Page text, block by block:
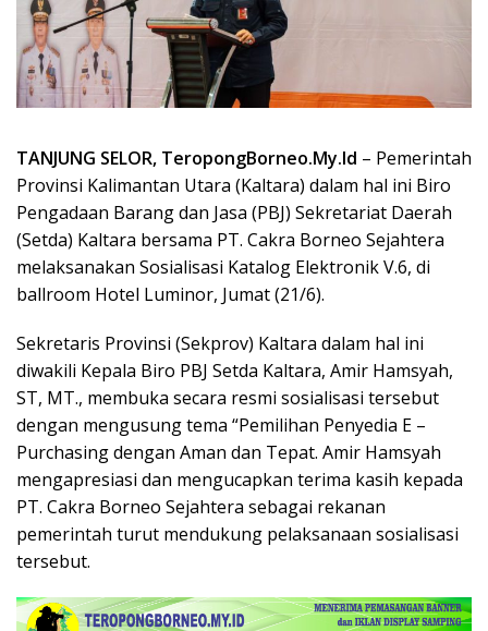
TANJUNG SELOR, TeropongBorneo.My.Id – Pemerintah
Provinsi Kalimantan Utara (Kaltara) dalam hal ini Biro
Pengadaan Barang dan Jasa (PBJ) Sekretariat Daerah
(Setda) Kaltara bersama PT. Cakra Borneo Sejahtera
melaksanakan Sosialisasi Katalog Elektronik V.6, di
ballroom Hotel Luminor, Jumat (21/6).
Sekretaris Provinsi (Sekprov) Kaltara dalam hal ini
diwakili Kepala Biro PBJ Setda Kaltara, Amir Hamsyah,
ST, MT., membuka secara resmi sosialisasi tersebut
dengan mengusung tema “Pemilihan Penyedia E –
Purchasing dengan Aman dan Tepat. Amir Hamsyah
mengapresiasi dan mengucapkan terima kasih kepada
PT. Cakra Borneo Sejahtera sebagai rekanan
pemerintah turut mendukung pelaksanaan sosialisasi
tersebut.